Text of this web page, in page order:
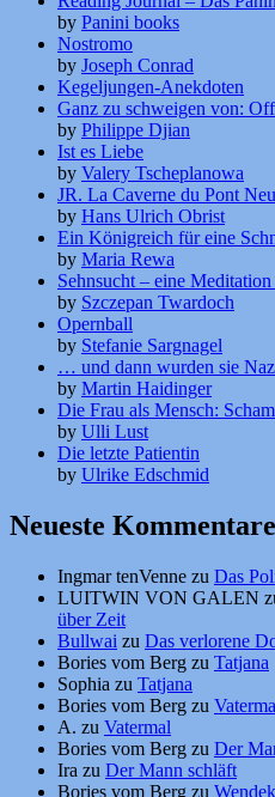
by Panini books
Nostromo
by Joseph Conrad
Kegeljungen-Anekdoten
Ganz zu schweigen von:
by Philippe Djian
Ist es Liebe
by Valery Tscheplanowa
JR. La Caverne du Pont
by Hans Ulrich Obrist
Ein Königreich für eine
by Maria Rewa
Sehnsucht – eine
by Szczepan Twardoch
Opernball
by Stefanie Sargnagel
… und dann wurden sie
by Martin Haidinger
Die Frau als Mensch:
by Ulli Lust
Die letzte Patientin
by Ulrike Edschmid
Neueste Kommentare
Ingmar tenVenne zu Das
LUITWIN VON GALEN
über Zeit
Bullwai zu Das verlorene
Bories vom Berg zu Tatjana
Sophia zu Tatjana
Bories vom Berg zu
A. zu Vatermal
Bories vom Berg zu Der
Ira zu Der Mann schläft
Bories vom Berg zu